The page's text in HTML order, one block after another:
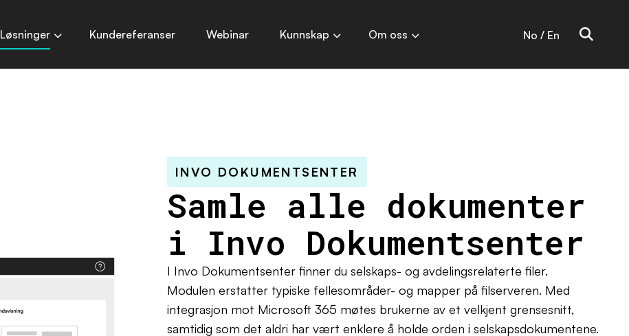
Løsninger Kundereferanser Webinar Kunnskap Om oss No / En
INVO DOKUMENTSENTER
Samle alle dokumenter
i Invo Dokumentsenter
I Invo Dokumentsenter finner du selskaps- og avdelingsrelaterte filer.
Modulen erstatter typiske fellesområder- og mapper på filserveren. Med
integrasjon mot Microsoft 365 møtes brukerne av et velkjent grensesnitt,
samtidig som det aldri har vært enklere å holde orden i selskapsdokumentene.